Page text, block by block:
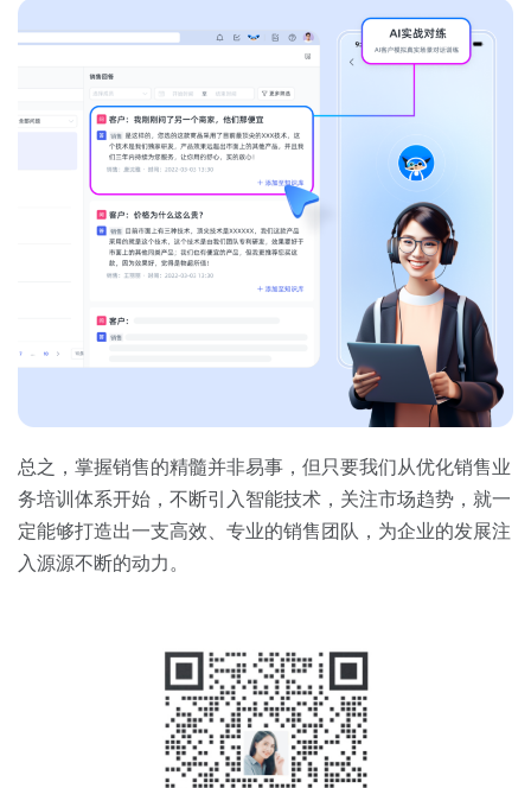
总之，掌握销售的精髓并非易事，但只要我们从优化销售业
务培训体系开始，不断引入智能技术，关注市场趋势，就一
定能够打造出一支高效、专业的销售团队，为企业的发展注
入源源不断的动力。